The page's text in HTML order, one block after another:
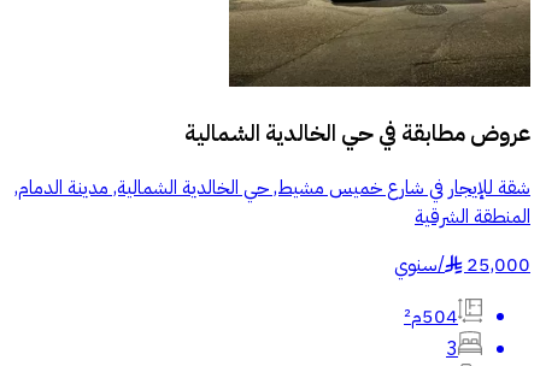
عروض مطابقة فيحي الخالدية الشمالية
شقة للإيجار في شارع خميس مشيط, حي الخالدية الشمالية, مدينة الدمام,
المنطقة الشرقية
25,000
§
/سنوي
504م²
3